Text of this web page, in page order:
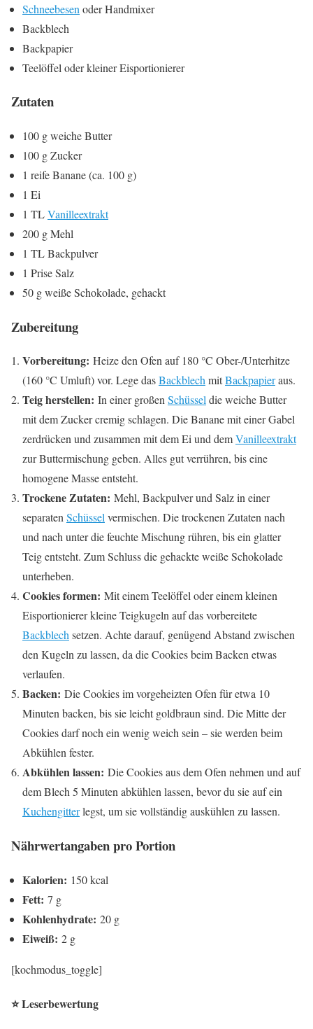
Schneebesen oder Handmixer
Backblech
Backpapier
Teelöffel oder kleiner Eisportionierer
Zutaten
100 g weiche Butter
100 g Zucker
1 reife Banane (ca. 100 g)
1 Ei
1 TLVanilleextrakt
200 g Mehl
1 TL Backpulver
1 Prise Salz
50 g weiße Schokolade, gehackt
Zubereitung
Vorbereitung: Heize den Ofen auf 180 °C Ober-/Unterhitze
(160 °C Umluft) vor. Lege dasBackblechmitBackpapieraus.
Teig herstellen: In einer großenSchüsseldie weiche Butter
mit dem Zucker cremig schlagen. Die Banane mit einer Gabel
zerdrücken und zusammen mit dem Ei und demVanilleextrakt
zur Buttermischung geben. Alles gut verrühren, bis eine
homogene Masse entsteht.
Trockene Zutaten: Mehl, Backpulver und Salz in einer
separatenSchüsselvermischen. Die trockenen Zutaten nach
und nach unter die feuchte Mischung rühren, bis ein glatter
Teig entsteht. Zum Schluss die gehackte weiße Schokolade
unterheben.
Cookies formen: Mit einem Teelöffel oder einem kleinen
Eisportionierer kleine Teigkugeln auf das vorbereitete
Backblechsetzen. Achte darauf, genügend Abstand zwischen
den Kugeln zu lassen, da die Cookies beim Backen etwas
verlaufen.
Backen: Die Cookies im vorgeheizten Ofen für etwa 10
Minuten backen, bis sie leicht goldbraun sind. Die Mitte der
Cookies darf noch ein wenig weich sein – sie werden beim
Abkühlen fester.
Abkühlen lassen: Die Cookies aus dem Ofen nehmen und auf
dem Blech 5 Minuten abkühlen lassen, bevor du sie auf ein
Kuchengitterlegst, um sie vollständig auskühlen zu lassen.
Nährwertangaben pro Portion
Kalorien: 150 kcal
Fett: 7 g
Kohlenhydrate: 20 g
Eiweiß: 2 g
[kochmodus_toggle]
⭐ Leserbewertung